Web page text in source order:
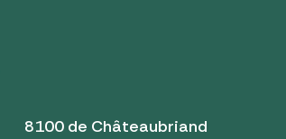
8100 de Châteaubriand